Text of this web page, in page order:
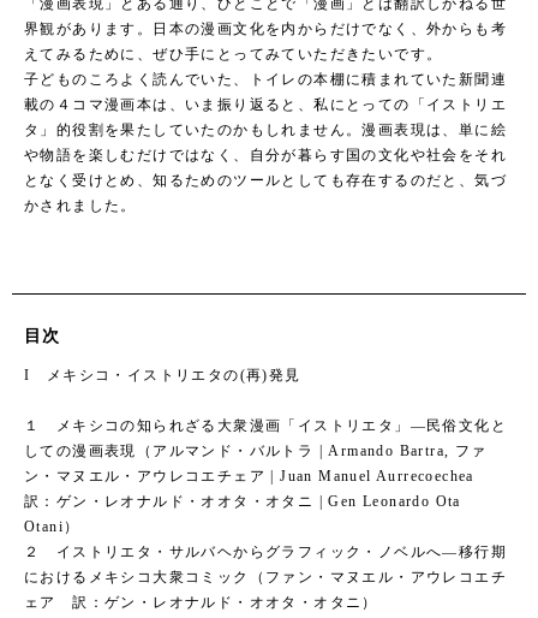
「漫画表現」とある通り、ひとことで「漫画」とは翻訳しかねる世
界観があります。日本の漫画文化を内からだけでなく、外からも考
えてみるために、ぜひ手にとってみていただきたいです。
子どものころよく読んでいた、トイレの本棚に積まれていた新聞連
載の４コマ漫画本は、いま振り返ると、私にとっての「イストリエ
タ」的役割を果たしていたのかもしれません。漫画表現は、単に絵
や物語を楽しむだけではなく、自分が暮らす国の文化や社会をそれ
となく受けとめ、知るためのツールとしても存在するのだと、気づ
かされました。
目次
I メキシコ・イストリエタの(再)発見
１ メキシコの知られざる大衆漫画「イストリエタ」―民俗文化と
しての漫画表現（アルマンド・バルトラ | Armando Bartra, ファ
ン・マヌエル・アウレコエチェア | Juan Manuel Aurrecoechea
訳：ゲン・レオナルド・オオタ・オタニ | Gen Leonardo Ota
Otani）
２ イストリエタ・サルバヘからグラフィック・ノベルへ―移行期
におけるメキシコ大衆コミック（ファン・マヌエル・アウレコエチ
ェア 訳：ゲン・レオナルド・オオタ・オタニ）